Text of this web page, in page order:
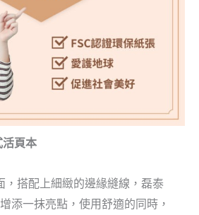
活頁本
搭配上細緻的邊緣縫線， 磊泰
添一抹亮點，使用舒適的同時，